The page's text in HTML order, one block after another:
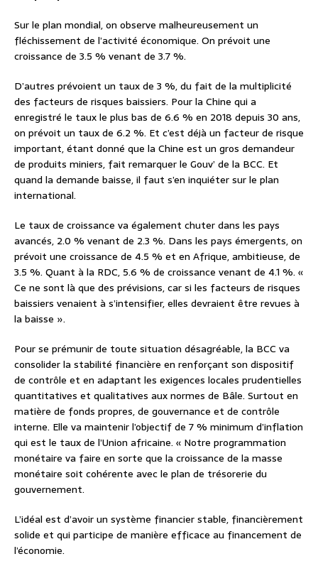
Sur le plan mondial, on observe malheureusement un
fléchissement de l’activité économique. On prévoit une
croissance de 3.5 % venant de 3.7 %.
D’autres prévoient un taux de 3 %, du fait de la multiplicité
des facteurs de risques baissiers. Pour la Chine qui a
enregistré le taux le plus bas de 6.6 % en 2018 depuis 30 ans,
on prévoit un taux de 6.2 %. Et c’est déjà un facteur de risque
important, étant donné que la Chine est un gros demandeur
de produits miniers, fait remarquer le Gouv’ de la BCC. Et
quand la demande baisse, il faut s’en inquiéter sur le plan
international.
Le taux de croissance va également chuter dans les pays
avancés, 2.0 % venant de 2.3 %. Dans les pays émergents, on
prévoit une croissance de 4.5 % et en Afrique, ambitieuse, de
3.5 %. Quant à la RDC, 5.6 % de croissance venant de 4.1 %. «
Ce ne sont là que des prévisions, car si les facteurs de risques
baissiers venaient à s’intensifier, elles devraient être revues à
la baisse ».
Pour se prémunir de toute situation désagréable, la BCC va
consolider la stabilité financière en renforçant son dispositif
de contrôle et en adaptant les exigences locales prudentielles
quantitatives et qualitatives aux normes de Bâle. Surtout en
matière de fonds propres, de gouvernance et de contrôle
interne. Elle va maintenir l’objectif de 7 % minimum d’inflation
qui est le taux de l’Union africaine. « Notre programmation
monétaire va faire en sorte que la croissance de la masse
monétaire soit cohérente avec le plan de trésorerie du
gouvernement.
L’idéal est d’avoir un système financier stable, financièrement
solide et qui participe de manière efficace au financement de
l’économie.